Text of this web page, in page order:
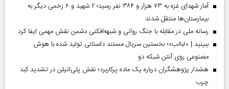
آمار شهدای غزه به ۷۳ هزار و ۳۸۴ نفر رسید؛ ۲ شهید و ۶ زخمی دیگر به
بیمارستان‌ها منتقل شدند
رسانه ملی در مقابله با جنگ روانی و شبهه‌افکنی دشمن نقش مهمی ایفا کرد
ببینید | «لبالب»؛ نخستین سریال مستند داستانی تولید شده با هوش
مصنوعی روی آنتن شبکه دو
هشدار پژوهشگران درباره یک ماده پرکاربرد؛ نقش پلی‌اتیلن در تشدید کبد
چرب